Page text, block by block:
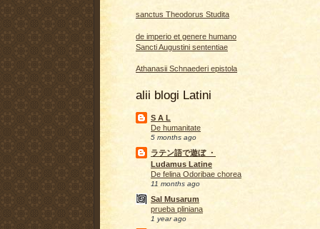
sanctus Theodorus Studita
de imperio et genere humano
Sancti Augustini sententiae
Athanasii Schnaederi epistola
alii blogi Latini
S A L
De humanitate
5 months ago
ラテン語で遊ぼ ・
Ludamus Latine
De felina Odoribae chorea
11 months ago
Sal Musarum
prueba pliniana
1 year ago